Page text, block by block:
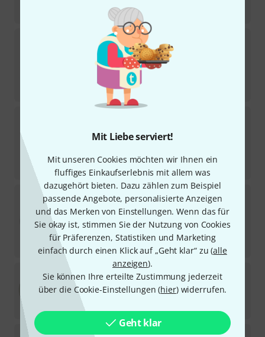
Mit Liebe serviert!
Mit unseren Cookies möchten wir Ihnen ein
fluffiges Einkaufserlebnis mit allem was
dazugehört bieten. Dazu zählen zum Beispiel
passende Angebote, personalisierte Anzeigen
und das Merken von Einstellungen. Wenn das für
Sie okay ist, stimmen Sie der Nutzung von Cookies
für Präferenzen, Statistiken und Marketing
einfach durch einen Klick auf „Geht klar“ zu (alle
anzeigen).
Sie können Ihre erteilte Zustimmung jederzeit
über die Cookie-Einstellungen (hier) widerrufen.
Geht klar
30-Tage-Bestpreis
13" Calftone Tom
16
Sofort lieferbar
UVP:29,90 €
Sofort lieferbar
UVP:38,50 €
-25%
Evans 13" UV1 Coated Tom/Snare
14
Sofort lieferbar
29€
UVP: 39,90 €
-27%
Remo 13" Powerstroke 3 Clear
71
Sofort lieferbar
31€
Evans13" TomTom Resonant Head Black